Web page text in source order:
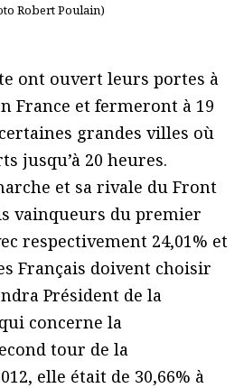
Robert Poulain)
ont ouvert leurs portes à
France et fermeront à 19
grandes villes où
jusqu’à 20 heures.
et sa rivale du Front
vainqueurs du premier
respectivement 24,01% et
Français doivent choisir
Président de la
concerne la
tour de la
elle était de 30,66% à